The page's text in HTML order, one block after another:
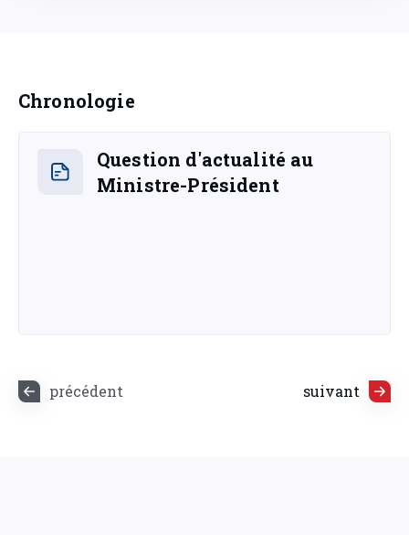
Chronologie
Question d'actualité au
Ministre-Président
précédent suivant